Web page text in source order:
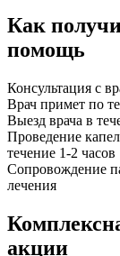
Как
помощь
Консультация с
Врач примет по
Выезд врача в
Проведение
течение 1-2 часов
Сопровождение
лечения
акции